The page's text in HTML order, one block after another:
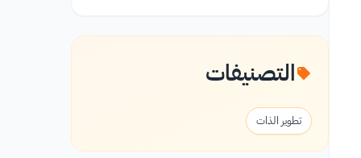
التصنيفات
تطوير الذات